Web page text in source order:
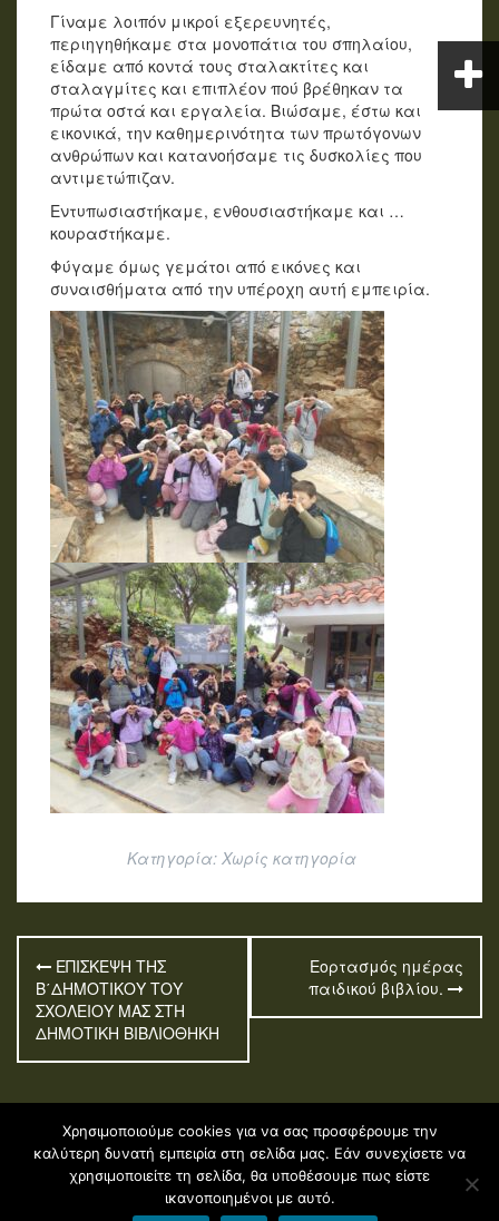
Γίναμε λοιπόν μικροί εξερευνητές,
περιηγηθήκαμε στα μονοπάτια του σπηλαίου,
είδαμε από κοντά τους σταλακτίτες και
σταλαγμίτες και επιπλέον πού βρέθηκαν τα
πρώτα οστά και εργαλεία. Βιώσαμε, έστω και
εικονικά, την καθημερινότητα των πρωτόγονων
ανθρώπων και κατανοήσαμε τις δυσκολίες που
αντιμετώπιζαν.
Εντυπωσιαστήκαμε, ενθουσιαστήκαμε και …
κουραστήκαμε.
Φύγαμε όμως γεμάτοι από εικόνες και
συναισθήματα από την υπέροχη αυτή εμπειρία.
Κατηγορία: Χωρίς κατηγορία
Πλοήγηση
άρθρων
ΕΠΙΣΚΕΨΗ ΤΗΣ
Β΄ΔΗΜΟΤΙΚΟΥ ΤΟΥ
ΣΧΟΛΕΙΟΥ ΜΑΣ ΣΤΗ
ΔΗΜΟΤΙΚΗ ΒΙΒΛΙΟΘΗΚΗ
Εορτασμός ημέρας
παιδικού βιβλίου.
Φιλοξενείται στοhttps://blogs.sch.gr |Όροι χρήσης
Δήλωση προσβασιμότητας|
Χρησιμοποιούμε cookies για να σας προσφέρουμε την
καλύτερη δυνατή εμπειρία στη σελίδα μας. Εάν συνεχίσετε να
χρησιμοποιείτε τη σελίδα, θα υποθέσουμε πως είστε
ικανοποιημένοι με αυτό.